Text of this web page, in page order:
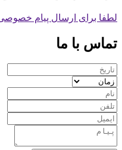
لطفا برای ارسال پیام
تماس با ما